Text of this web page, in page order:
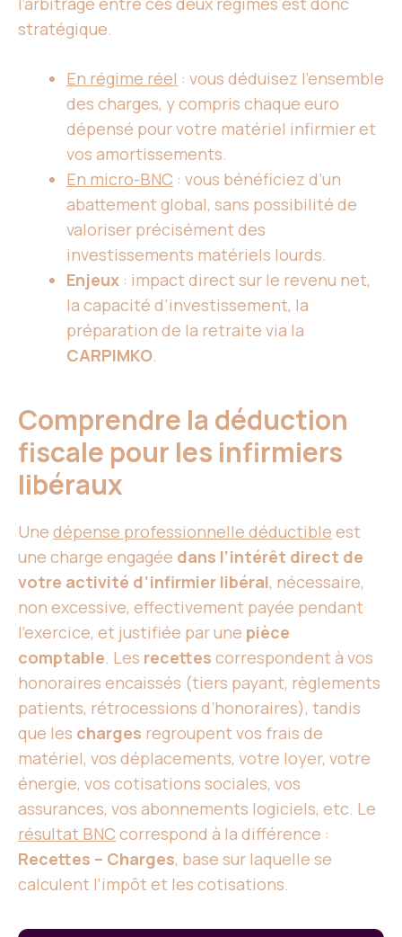
stratégique.
En régime réel : vous déduisez l’ensemble
des charges, y compris chaque euro
dépensé pour votre matériel infirmier et
vos amortissements.
En micro-BNC : vous bénéficiez d’un
abattement global, sans possibilité de
valoriser précisément des
investissements matériels lourds.
Enjeux : impact direct sur le revenu net,
la capacité d’investissement, la
préparation de la retraite via la
CARPIMKO.
Comprendre la déduction
fiscale pour les infirmiers
libéraux
Une dépense professionnelle déductible est
une charge engagée dans l’intérêt direct de
votre activité d’infirmier libéral, nécessaire,
non excessive, effectivement payée pendant
l’exercice, et justifiée par une pièce
comptable. Les recettes correspondent à vos
honoraires encaissés (tiers payant, règlements
patients, rétrocessions d’honoraires), tandis
que les charges regroupent vos frais de
matériel, vos déplacements, votre loyer, votre
énergie, vos cotisations sociales, vos
assurances, vos abonnements logiciels, etc. Le
résultat BNC correspond à la différence :
Recettes – Charges, base sur laquelle se
calculent l’impôt et les cotisations.